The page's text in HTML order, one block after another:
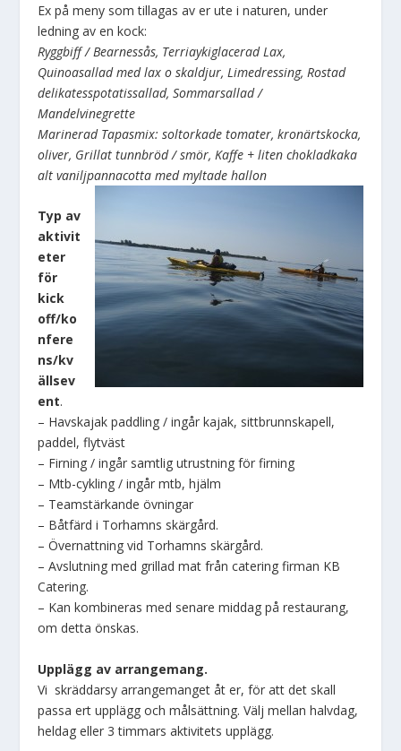
Ex på meny som tillagas av er ute i naturen, under
ledning av en kock:
Ryggbiff / Bearnessås, Terriaykiglacerad Lax,
Quinoasallad med lax o skaldjur, Limedressing, Rostad
delikatesspotatissallad, Sommarsallad /
Mandelvinegrette
Marinerad Tapasmix: soltorkade tomater, kronärtskocka,
oliver, Grillat tunnbröd / smör, Kaffe + liten chokladkaka
alt vaniljpannacotta med myltade hallon
Typ av
aktivit
eter
för
kick
off/ko
nfere
ns/kv
ällsev
ent.
– Havskajak paddling / ingår kajak, sittbrunnskapell,
paddel, flytväst
– Firning / ingår samtlig utrustning för firning
– Mtb-cykling / ingår mtb, hjälm
– Teamstärkande övningar
– Båtfärd i Torhamns skärgård.
– Övernattning vid Torhamns skärgård.
– Avslutning med grillad mat från catering firman KB
Catering.
– Kan kombineras med senare middag på restaurang,
om detta önskas.
Upplägg av arrangemang.
Vi skräddarsy arrangemanget åt er, för att det skall
passa ert upplägg och målsättning. Välj mellan halvdag,
heldag eller 3 timmars aktivitets upplägg.